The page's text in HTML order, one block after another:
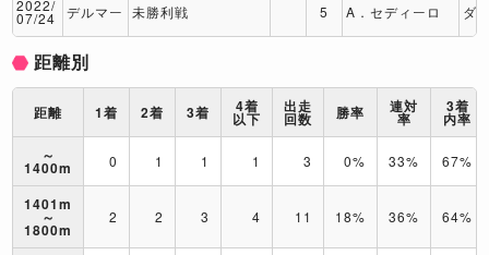
2022/
07/24 デルマー 未勝利戦 5 A．セディーロ ダ
距離別
距離 1着 2着 3着 4着
以下
出走
回数 勝率 連対
率
3着
内率
～
1400m 0 1 1 1 3 0% 33% 67%
1401m
～
1800m
2 2 3 4 11 18% 36% 64%